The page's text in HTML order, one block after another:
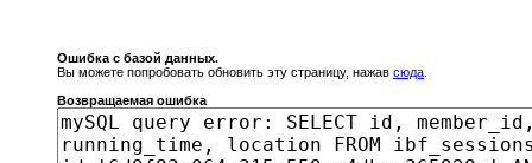
Ошибка с базой данных.
Вы можете попробовать обновить эту страницу, нажав сюда
Возвращаемая ошибка